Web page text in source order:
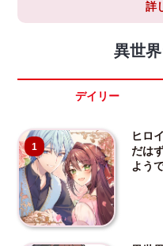
詳
異世
デイリー
1
ヒロ
だは
よう